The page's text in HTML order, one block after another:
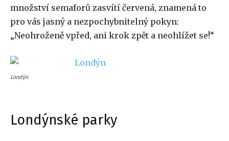
množství semaforů zasvítí červená, znamená to
pro vás jasný a nezpochybnitelný pokyn:
„Neohroženě vpřed, ani krok zpět a neohlížet se!“
Londýn
Londýnské parky